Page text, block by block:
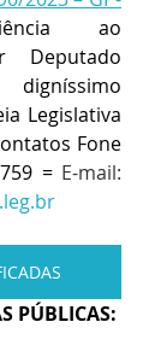
ao
Deputado
digníssimo
Legislativa
Fone
=
PÚBLICAS: